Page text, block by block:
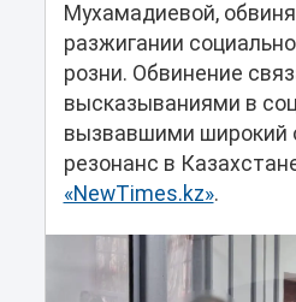
Мухамадиевой,
разжигании
розни. Обвинение
высказываниями в
вызвавшими широкий
резонанс в
«NewTimes.kz».